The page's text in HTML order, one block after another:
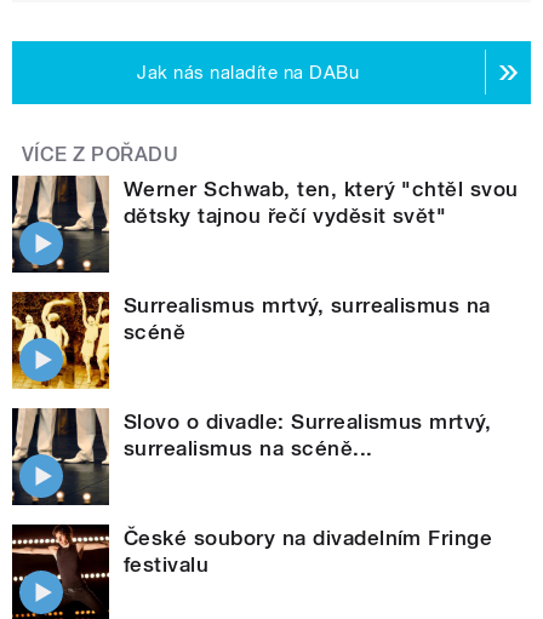
Jak nás naladíte na DABu
VÍCE Z POŘADU
Werner Schwab, ten, který "chtěl svou
dětsky tajnou řečí vyděsit svět"
Surrealismus mrtvý, surrealismus na
scéně
Slovo o divadle: Surrealismus mrtvý,
surrealismus na scéně...
České soubory na divadelním Fringe
festivalu